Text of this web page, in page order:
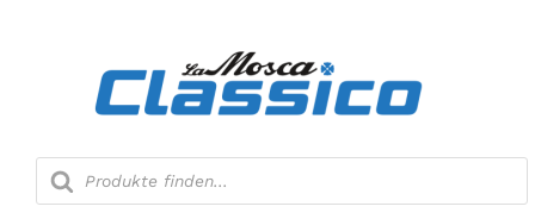
Suche
nach
Produkten